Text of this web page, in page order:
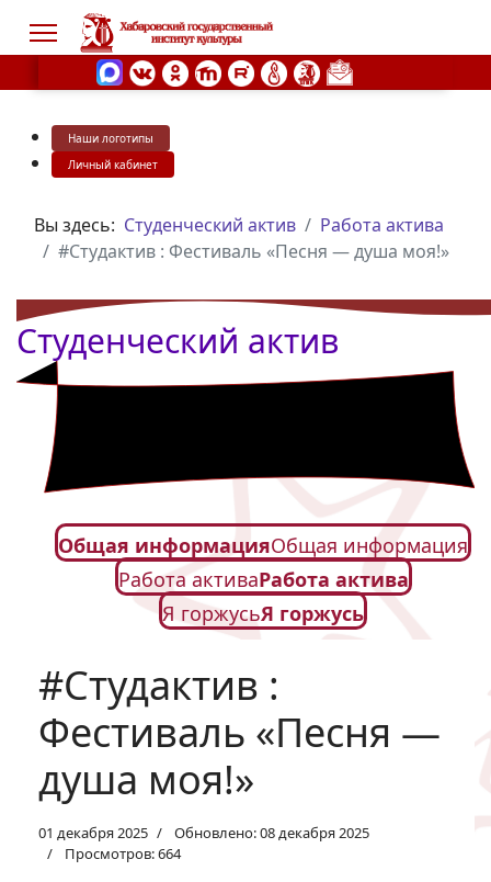
Наши логотипы
Личный кабинет
Вы здесь: Студенческий актив
Работа актива
#Студактив : Фестиваль «Песня — душа моя!»
Студенческий актив
Общая информацияОбщая информация
Работа активаРабота актива
Я горжусьЯ горжусь
#Студактив :
Фестиваль «Песня —
душа моя!»
01 декабря 2025
Обновлено: 08 декабря 2025
Просмотров: 664